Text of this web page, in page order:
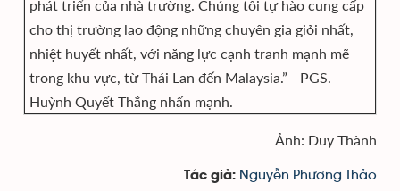
phát triển của nhà trường. Chúng tôi tự hào cung cấp
cho thị trường lao động những chuyên gia giỏi nhất,
nhiệt huyết nhất, với năng lực cạnh tranh mạnh mẽ
trong khu vực, từ Thái Lan đến Malaysia.” - PGS.
Huỳnh Quyết Thắng nhấn mạnh.
Ảnh: Duy Thành
Tác giả: Nguyễn Phương Thảo